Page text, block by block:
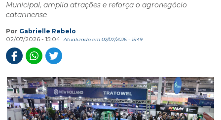
Municipal, amplia atrações e reforça o agronegócio
catarinense
Por Gabrielle Rebelo
02/07/2026 - 15:04
Atualizado em 02/07/2026 - 15:49